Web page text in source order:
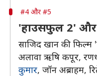
#4 और #5
'हाउसफुल 2'
साजिद खान की
अलावा ऋषि कपूर,
कुमार, जॉन अब्राहम,